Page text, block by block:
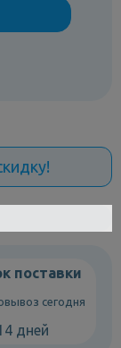
поставки
сегодня
дней